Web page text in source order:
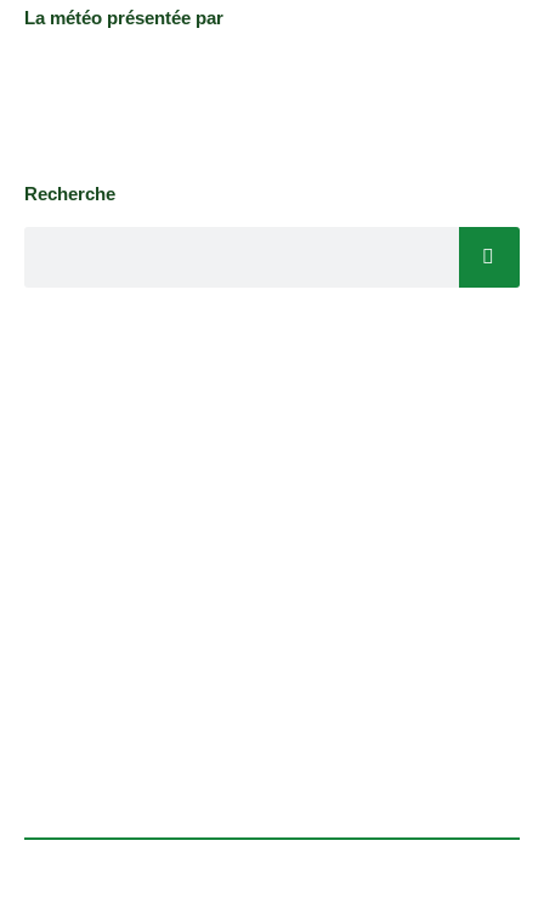
La météo présentée par
Recherche